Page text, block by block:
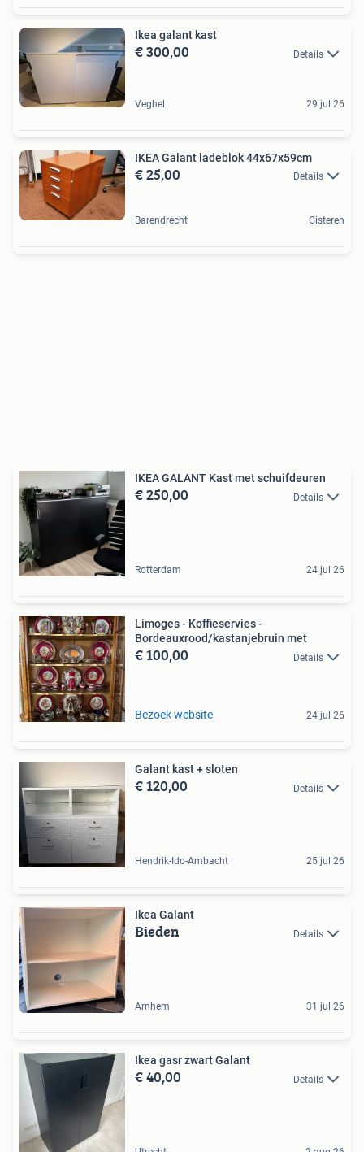
Ikea galant kast
€ 300,00 Details
Veghel 29 jul 26
IKEA Galant ladeblok 44x67x59cm
€ 25,00 Details
Barendrecht Gisteren
IKEA GALANT Kast met schuifdeuren
€ 250,00 Details
Rotterdam 24 jul 26
Limoges - Koffieservies -
Bordeauxrood/kastanjebruin met
€ 100,00 Details
Bezoek website 24 jul 26
Galant kast + sloten
€ 120,00 Details
Hendrik-Ido-Ambacht 25 jul 26
Ikea Galant
Bieden Details
Arnhem 31 jul 26
Ikea gasr zwart Galant
€ 40,00 Details